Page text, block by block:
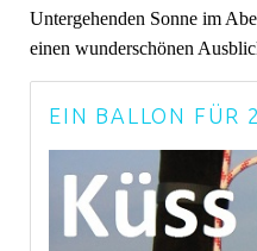
Untergehenden Sonne im
einen wunderschönen
EIN BALLON FÜR 2